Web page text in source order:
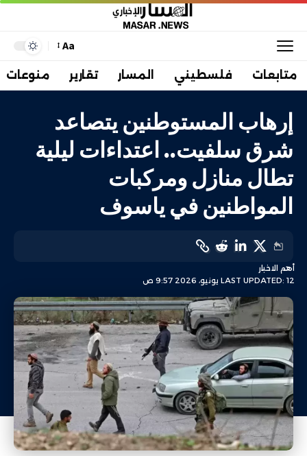
Aa
متابعات فلسطيني المسار تقارير منوعات
إرهاب المستوطنين يتصاعد
شرق سلفيت.. اعتداءات ليلية
تطال منازل ومركبات
المواطنين في ياسوف
LAST UPDATED: 12 يونيو، 2026 9:57 ص
أهم الاخبار